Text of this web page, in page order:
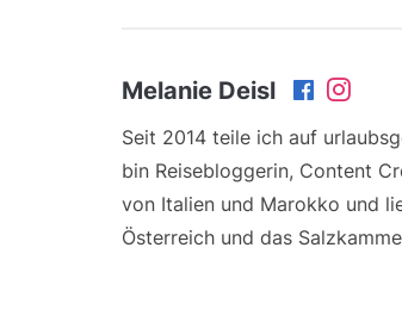
Melanie Deisl
Seit 2014 teile ich auf
bin Reisebloggerin, Content
von Italien und Marokko und
Österreich und das